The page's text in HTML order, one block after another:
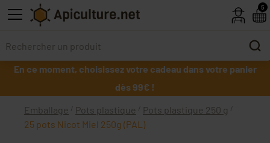
Skip to main content
En ce moment, choisissez votre cadeau dans votre panier
dès 99€ !
Emballage Pots plastique
Pots plastique 250 g
25 pots Nicot Miel 250g (PAL)
5